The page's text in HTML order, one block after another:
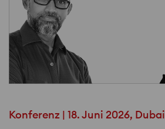
Konferenz | 18. Juni 2026, Dubai